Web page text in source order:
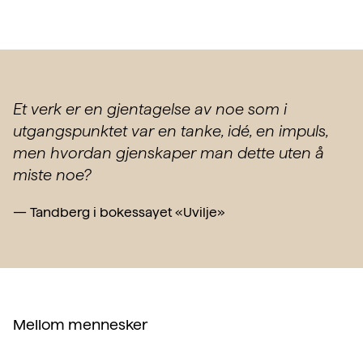
Et verk er en gjentagelse av noe som i
utgangspunktet var en tanke, idé, en impuls,
men hvordan gjenskaper man dette uten å
miste noe?
— Tandberg i bokessayet «Uvilje»
Mellom mennesker